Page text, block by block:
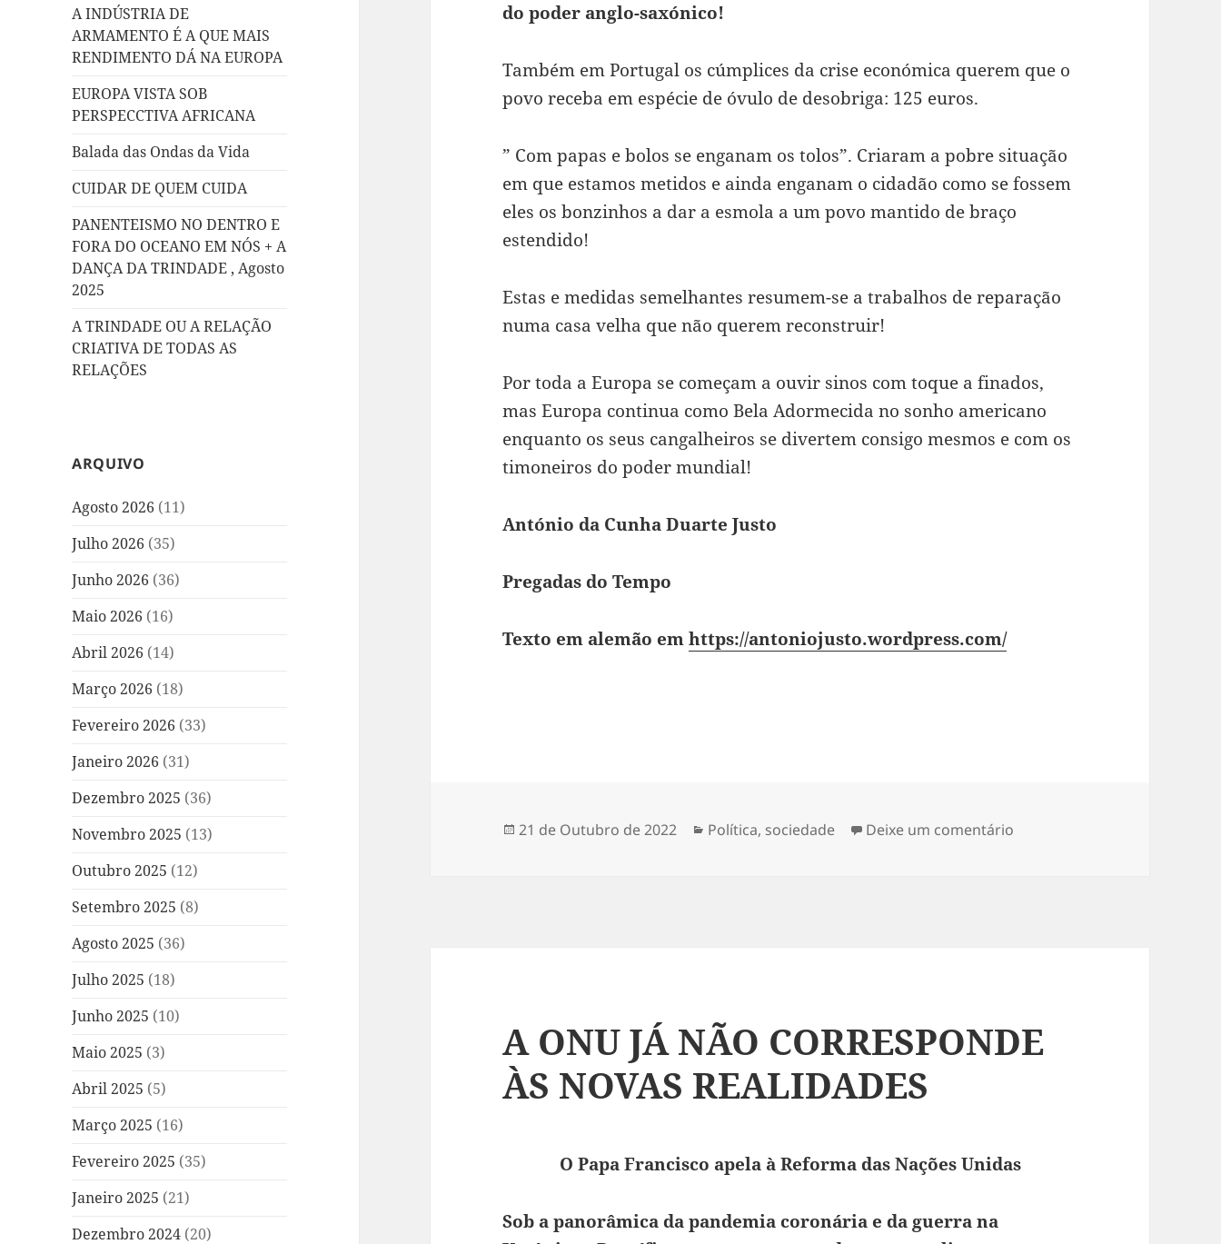
A INDÚSTRIA DE
ARMAMENTO É A QUE MAIS
RENDIMENTO DÁ NA EUROPA
EUROPA VISTA SOB
PERSPECCTIVA AFRICANA
Balada das Ondas da Vida
CUIDAR DE QUEM CUIDA
PANENTEISMO NO DENTRO E
FORA DO OCEANO EM NÓS + A
DANÇA DA TRINDADE , Agosto
2025
A TRINDADE OU A RELAÇÃO
CRIATIVA DE TODAS AS
RELAÇÕES
ARQUIVO
Agosto 2026 (11)
Julho 2026 (35)
Junho 2026 (36)
Maio 2026 (16)
Abril 2026 (14)
Março 2026 (18)
Fevereiro 2026 (33)
Janeiro 2026 (31)
Dezembro 2025 (36)
Novembro 2025 (13)
Outubro 2025 (12)
Setembro 2025 (8)
Agosto 2025 (36)
Julho 2025 (18)
Junho 2025 (10)
Maio 2025 (3)
Abril 2025 (5)
Março 2025 (16)
Fevereiro 2025 (35)
Janeiro 2025 (21)
Dezembro 2024 (20)
do poder anglo-saxónico!
Também em Portugal os cúmplices da crise económica querem que o
povo receba em espécie de óvulo de desobriga: 125 euros.
” Com papas e bolos se enganam os tolos”. Criaram a pobre situação
em que estamos metidos e ainda enganam o cidadão como se fossem
eles os bonzinhos a dar a esmola a um povo mantido de braço
estendido!
Estas e medidas semelhantes resumem-se a trabalhos de reparação
numa casa velha que não querem reconstruir!
Por toda a Europa se começam a ouvir sinos com toque a finados,
mas Europa continua como Bela Adormecida no sonho americano
enquanto os seus cangalheiros se divertem consigo mesmos e com os
timoneiros do poder mundial!
António da Cunha Duarte Justo
Pregadas do Tempo
Texto em alemão emhttps://antoniojusto.wordpress.com/
Publicado
21 de Outubro de 2022 Categorias
Política, sociedade Deixe um comentário
A ONU JÁ NÃO CORRESPONDE
ÀS NOVAS REALIDADES
O Papa Francisco apela à Reforma das Nações Unidas
Sob a panorâmica da pandemia coronária e da guerra na